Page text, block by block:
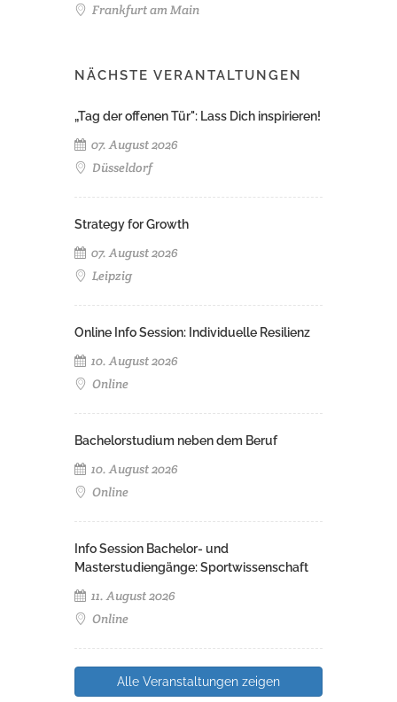
Frankfurt am Main
NÄCHSTE VERANTALTUNGEN
„Tag der offenen Tür": Lass Dich inspirieren!
07. August 2026
Düsseldorf
Strategy for Growth
07. August 2026
Leipzig
Online Info Session: Individuelle Resilienz
10. August 2026
Online
Bachelorstudium neben dem Beruf
10. August 2026
Online
Info Session Bachelor- und
Masterstudiengänge: Sportwissenschaft
11. August 2026
Online
Alle Veranstaltungen zeigen